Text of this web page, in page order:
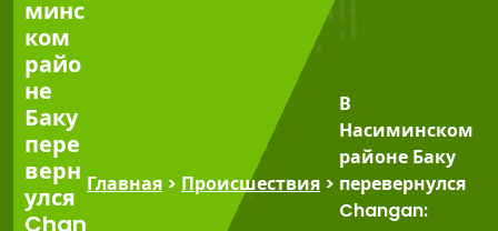
минс
ком
райо
не
Баку
пере
верн
улся
Chan
Главная > Происшествия >
В
Насиминском
районе Баку
перевернулся
Changan: